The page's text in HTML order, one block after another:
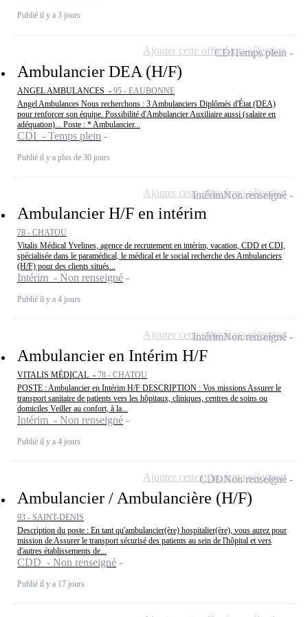
Publié il y a 3 jours
Ambulancier DEA (H/F)
ANGEL AMBULANCES - 95 - EAUBONNE
Angel Ambulances Nous recherchons : 3 Ambulanciers Diplômés d'État (DEA)
pour renforcer son équipe. Possibilité d'Ambulancier Auxiliaire aussi (salaire en
adéquation)... Poste : * Ambulancier...
CDI - Temps plein
Publié il y a plus de 30 jours
CDITemps plein
Ajouter cette offre à ma sélection
Ambulancier H/F en intérim
78 - CHATOU
Vitalis Médical Yvelines, agence de recrutement en intérim, vacation, CDD et CDI,
spécialisée dans le paramédical, le médical et le social recherche des Ambulanciers
(H/F) pour des clients situés...
Intérim - Non renseigné
Publié il y a 4 jours
IntérimNon renseigné
Ajouter cette offre à ma sélection
Ambulancier en Intérim H/F
VITALIS MÉDICAL - 78 - CHATOU
POSTE : Ambulancier en Intérim H/F DESCRIPTION : Vos missions Assurer le
transport sanitaire de patients vers les hôpitaux, cliniques, centres de soins ou
domiciles Veiller au confort, à la...
Intérim - Non renseigné
Publié il y a 4 jours
IntérimNon renseigné
Ajouter cette offre à ma sélection
Ambulancier / Ambulancière (H/F)
93 - SAINT-DENIS
Description du poste : En tant qu'ambulancier(ère) hospitalier(ère), vous aurez pour
mission de Assurer le transport sécurisé des patients au sein de l'hôpital et vers
d'autres établissements de...
CDD - Non renseigné
Publié il y a 17 jours
CDDNon renseigné
Ajouter cette offre à ma sélection